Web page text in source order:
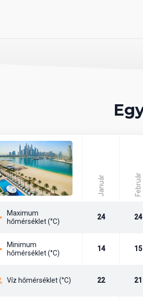
Reggeli, félpanzió vagy teljes panzió. Minden
Január Február
Maximum
hőmérséklet (°C)
24 24
Minimum
hőmérséklet (°C)
14 15
Víz hőmérséklet (°C) 22 21